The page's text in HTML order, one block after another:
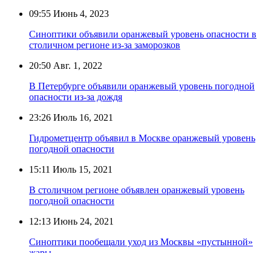
09:55 Июнь 4, 2023
Синоптики объявили оранжевый уровень опасности в
столичном регионе из-за заморозков
20:50 Авг. 1, 2022
В Петербурге объявили оранжевый уровень погодной
опасности из-за дождя
23:26 Июль 16, 2021
Гидрометцентр объявил в Москве оранжевый уровень
погодной опасности
15:11 Июль 15, 2021
В столичном регионе объявлен оранжевый уровень
погодной опасности
12:13 Июнь 24, 2021
Синоптики пообещали уход из Москвы «пустынной»